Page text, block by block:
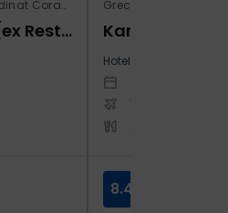
Egipt / Marsa El Alam / Madinat Coraya
Jaz Grand Marsa (ex Resta Grand Resort)
Grecja / Samos /
Kampos
Hotel:
Warszawa -
8.4